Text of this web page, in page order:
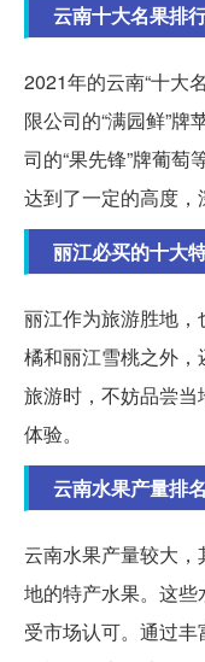
云南十大名果排
2021年的云南“十大
限公司的“满园鲜”
司的“果先锋”牌葡
达到了一定的高度，
丽江必买的十大
丽江作为旅游胜地
橘和丽江雪桃之外
旅游时，不妨品尝
体验。
云南水果产量排
云南水果产量较大
地的特产水果。这
受市场认可。通过